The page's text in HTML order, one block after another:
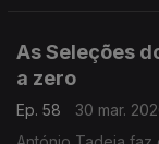
As Seleções
a zero
Ep. 58
30 mar.